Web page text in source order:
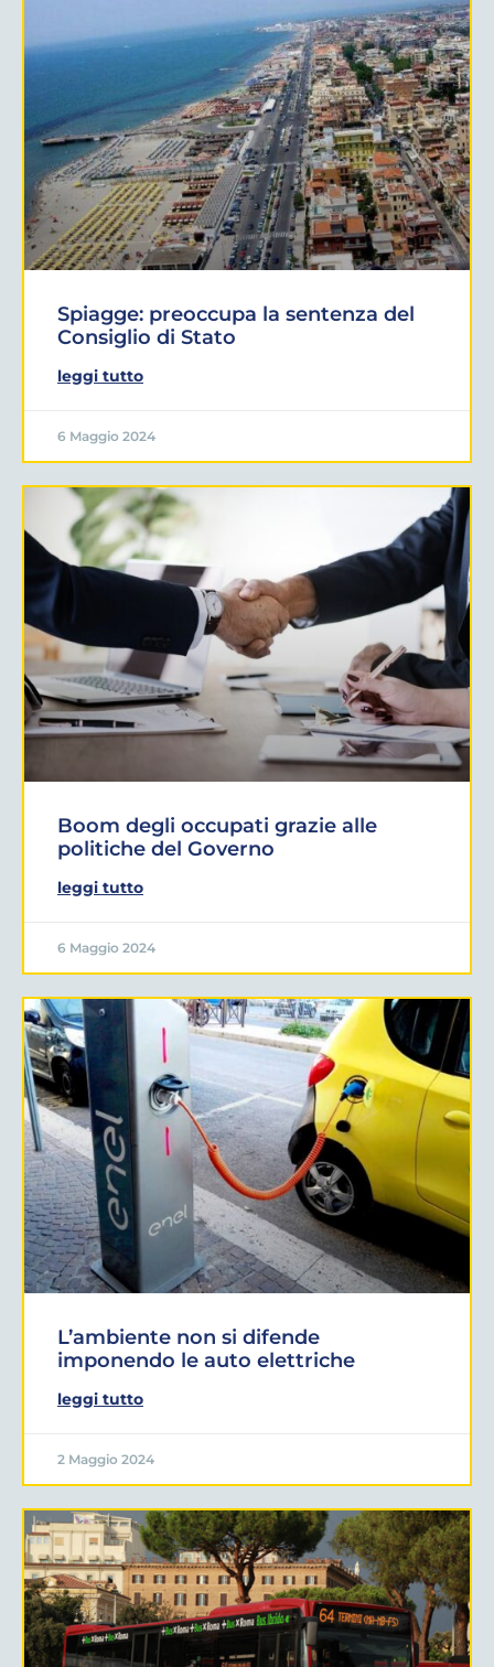
Spiagge: preoccupa la sentenza del
Consiglio di Stato
leggi tutto
6 Maggio 2024
Boom degli occupati grazie alle
politiche del Governo
leggi tutto
6 Maggio 2024
L’ambiente non si difende
imponendo le auto elettriche
leggi tutto
2 Maggio 2024